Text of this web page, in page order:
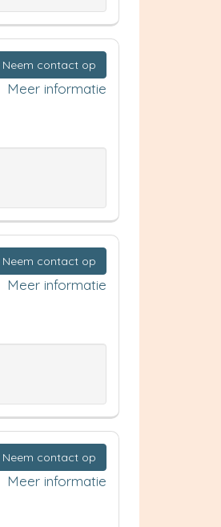
Neem contact op
Meer informatie
Neem contact op
Meer informatie
Neem contact op
Meer informatie